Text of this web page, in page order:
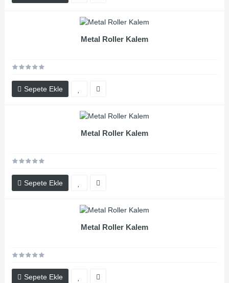
Metal Roller Kalem
Sepete Ekle
Metal Roller Kalem
Sepete Ekle
Metal Roller Kalem
Sepete Ekle